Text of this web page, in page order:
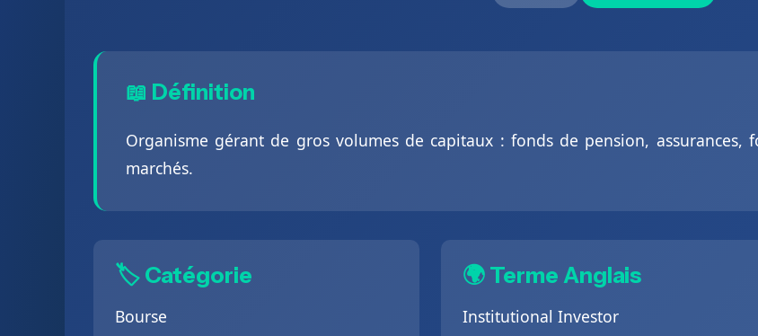
📖 Définition
Organisme gérant de gros volumes de capitaux : fonds de pension, assurances,
marchés.
🏷️ Catégorie
Bourse
🌍 Terme Anglais
Institutional Investor